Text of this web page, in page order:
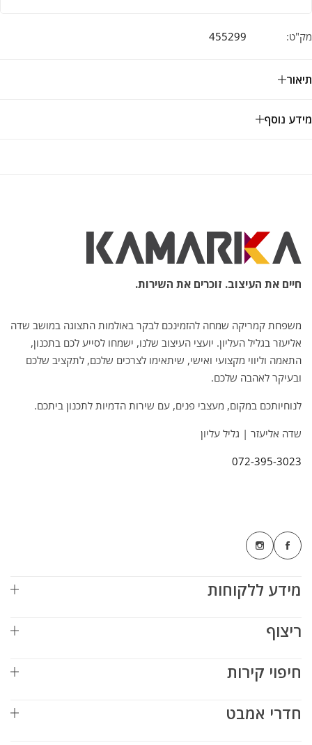
מק"ט: 455299
תיאור
מידע נוסף
חיים את העיצוב. זוכרים את השירות.
משפחת קמריקה שמחה להזמינכם לבקר באולמות התצוגה במושב שדה
אליעזר בגליל העליון. יועצי העיצוב שלנו, ישמחו לסייע לכם בתכנון,
התאמה וליווי מקצועי ואישי, שיתאימו לצרכים שלכם, לתקציב שלכם
ובעיקר לאהבה שלכם.
לנוחיותכם במקום, מעצבי פנים, עם שירות הדמיות לתכנון ביתכם.
שדה אליעזר | גליל עליון
072-395-3023
מידע ללקוחות
ריצוף
חיפוי קירות
חדרי אמבט